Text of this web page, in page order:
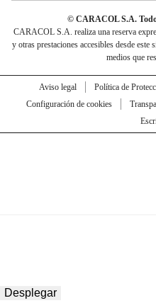
© CARACOL S.A.
CARACOL S.A. realiza una reserva
y otras prestaciones accesibles desde
medios que
Aviso legal Política de
Configuración de cookies
Desplegar